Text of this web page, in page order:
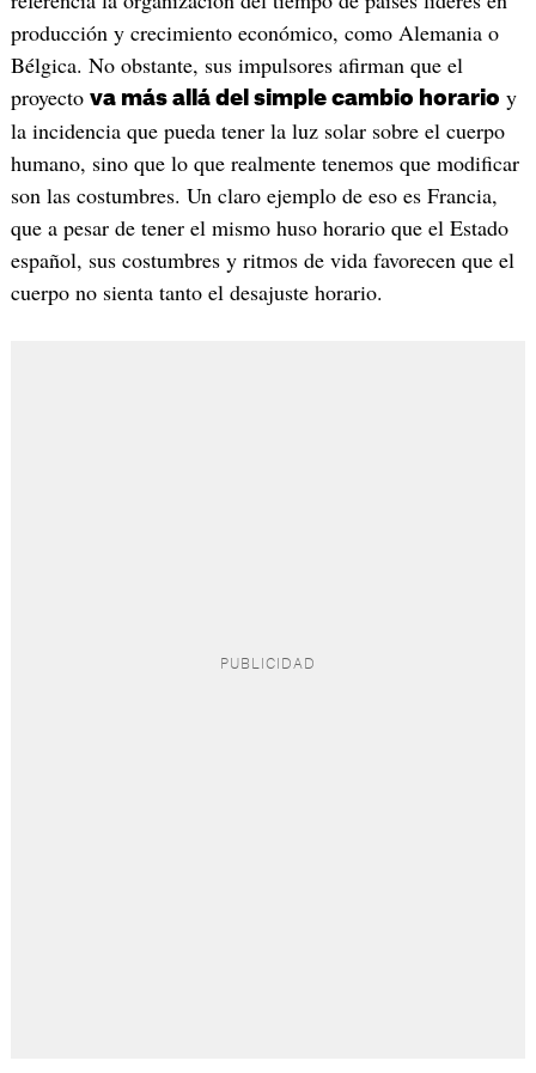
producción y crecimiento económico, como Alemania o
Bélgica. No obstante, sus impulsores afirman que el
proyecto va más allá del simple cambio horario y
la incidencia que pueda tener la luz solar sobre el cuerpo
humano, sino que lo que realmente tenemos que modificar
son las costumbres. Un claro ejemplo de eso es Francia,
que a pesar de tener el mismo huso horario que el Estado
español, sus costumbres y ritmos de vida favorecen que el
cuerpo no sienta tanto el desajuste horario.